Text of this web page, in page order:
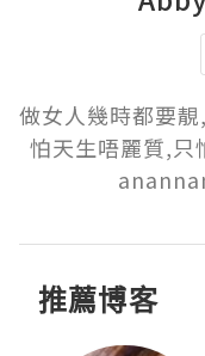
做女人幾時都要
怕天生唔麗質,
推薦博客